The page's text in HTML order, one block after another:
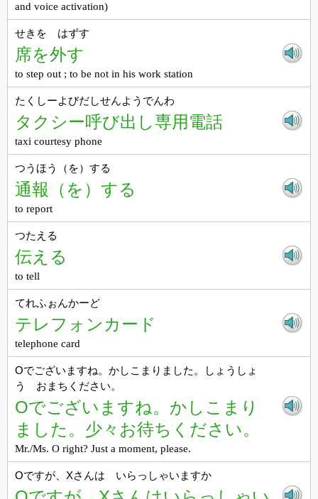
and voice activation)
せきを はずす
席を外す
to step out ; to be not in his work station
たくしーよびだしせんようでんわ
タクシー呼び出し専用電話
taxi courtesy phone
つうほう（を）する
通報（を）する
to report
つたえる
伝える
to tell
てれふぉんかーど
テレフォンカード
telephone card
Oでございますね。かしこまりました。しょうしょ
う おまちください。
Oでございますね。かしこまり
ました。少々お待ちください。
Mr./Ms. O right? Just a moment, please.
Oですが、Xさんは いらっしゃいますか